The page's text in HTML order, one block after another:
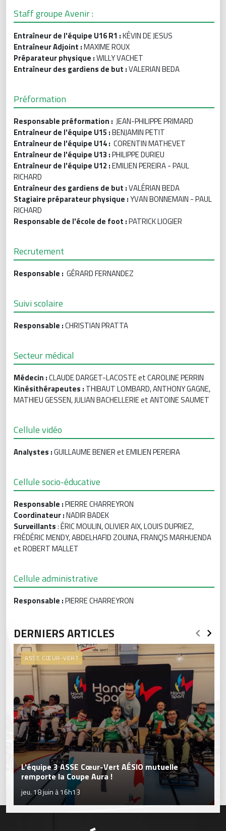
Staff groupe Avenir :
Entraîneur de l'équipe U16 R1 :KÉVIN DE JESUS
Entraîneur Adjoint :MAXIME ROUX
Préparateur physique :WILLY VACHET
Entraîneur des gardiens de but :VALERIAN BEDA
Préformation
Responsable préformation : JEAN-PHILIPPE PRIMARD
Entraîneur de l'équipe U15 :BENJAMIN PETIT
Entraîneur de l'équipe U14 : CORENTIN MATHEVET
Entraîneur de l'équipe U13 :PHILIPPE DURIEU
Entraîneur de l'équipe U12 :EMILIEN PEREIRA - PAUL
RICHARD
Entraîneur des gardiens de but :VALÉRIAN BEDA
Stagiaire préparateur physique :YVAN BONNEMAIN - PAUL
RICHARD
Responsable de l'école de foot :PATRICK LIOGIER
Recrutement
Responsable : GÉRARD FERNANDEZ
Suivi scolaire
Responsable :CHRISTIAN PRATTA
Secteur médical
Médecin :CLAUDE DARGET-LACOSTE et CAROLINE PERRIN
Kinésithérapeutes : THIBAUT LOMBARD, ANTHONY GAGNE,
MATHIEU GESSEN, JULIAN BACHELLERIE et ANTOINE SAUMET
Cellule vidéo
Analystes :GUILLAUME BENIER et EMILIEN PEREIRA
Cellule socio-éducative
Responsable :PIERRE CHARREYRON
Coordinateur :NADIR BADEK
Surveillants: ÉRIC MOULIN, OLIVIER AIX, LOUIS DUPRIEZ,
FRÉDÉRIC MENDY, ABDELHAFID ZOUINA, FRANÇIS MARHUENDA
et ROBERT MALLET
Cellule administrative
Responsable :PIERRE CHARREYRON
DERNIERS ARTICLES
ASSE CŒUR-VERT
L'équipe 3 ASSE Cœur-Vert AÉSIO mutuelle
remporte la Coupe Aura !
jeu. 18 juin à 16h13